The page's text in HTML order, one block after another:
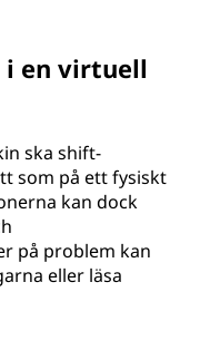
i en virtuell
ska shift-
som på ett fysiskt
kan dock
på problem kan
eller läsa